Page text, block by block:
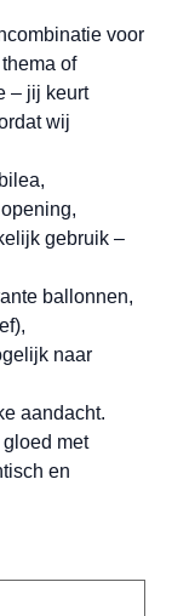
voor
of
– jij keurt
wij
gebruik –
ballonnen,
naar
aandacht.
met
en